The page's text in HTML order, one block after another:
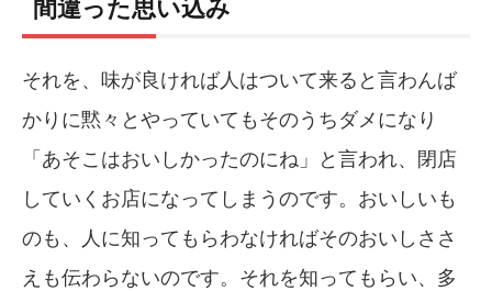
間違った思い込み
それを、味が良ければ人はついて来ると言わんば
かりに黙々とやっていてもそのうちダメになり
「あそこはおいしかったのにね」と言われ、閉店
していくお店になってしまうのです。おいしいも
のも、人に知ってもらわなければそのおいしささ
えも伝わらないのです。それを知ってもらい、多